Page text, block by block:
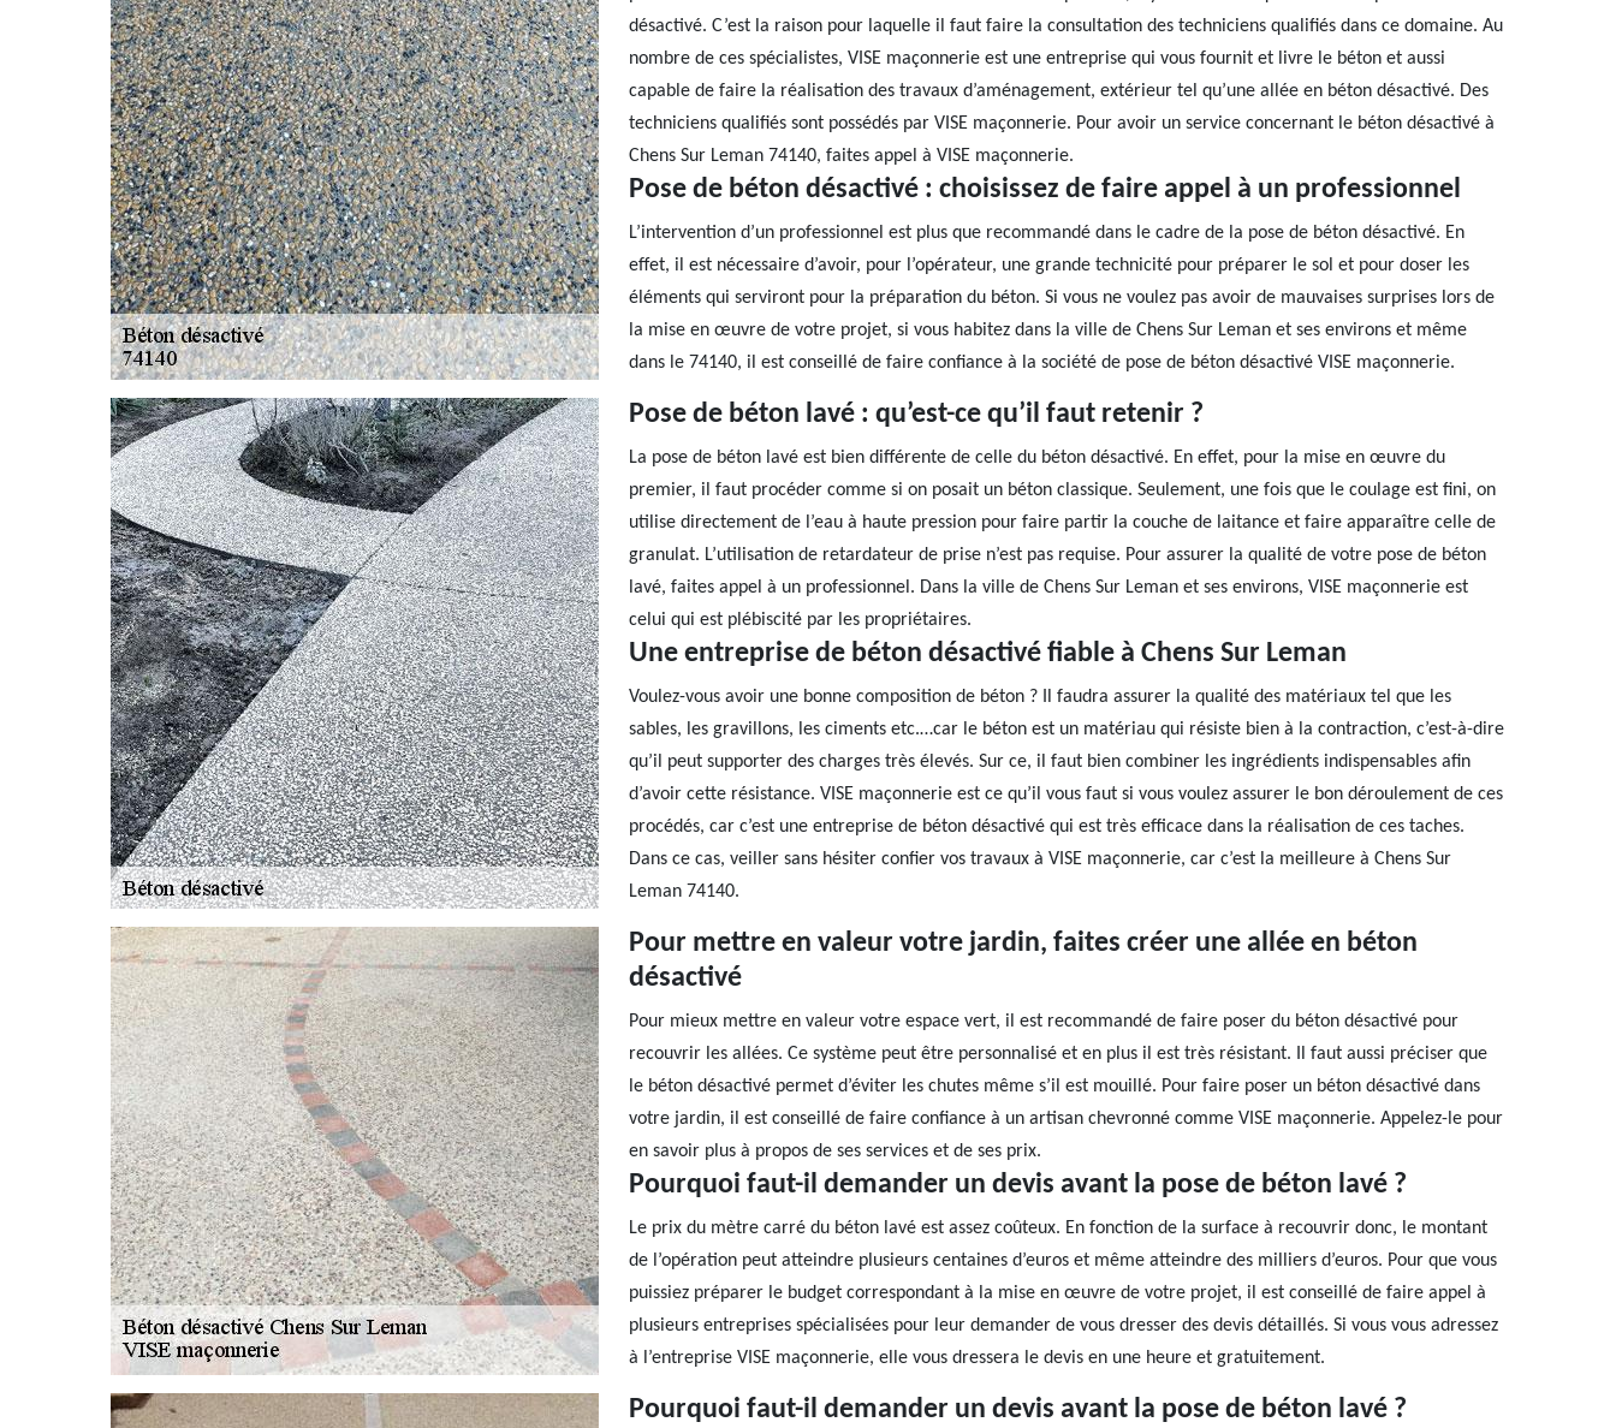
désactivé. C’est la raison pour laquelle il faut faire la consultation des techniciens qualifiés dans ce domaine. Au
nombre de ces spécialistes, VISE maçonnerie est une entreprise qui vous fournit et livre le béton et aussi
capable de faire la réalisation des travaux d’aménagement, extérieur tel qu’une allée en béton désactivé. Des
techniciens qualifiés sont possédés par VISE maçonnerie. Pour avoir un service concernant le béton désactivé à
Chens Sur Leman 74140, faites appel à VISE maçonnerie.
Pose de béton désactivé : choisissez de faire appel à un professionnel
L’intervention d’un professionnel est plus que recommandé dans le cadre de la pose de béton désactivé. En
effet, il est nécessaire d’avoir, pour l’opérateur, une grande technicité pour préparer le sol et pour doser les
éléments qui serviront pour la préparation du béton. Si vous ne voulez pas avoir de mauvaises surprises lors de
la mise en œuvre de votre projet, si vous habitez dans la ville de Chens Sur Leman et ses environs et même
dans le 74140, il est conseillé de faire confiance à la société de pose de béton désactivé VISE maçonnerie.
Pose de béton lavé : qu’est-ce qu’il faut retenir ?
La pose de béton lavé est bien différente de celle du béton désactivé. En effet, pour la mise en œuvre du
premier, il faut procéder comme si on posait un béton classique. Seulement, une fois que le coulage est fini, on
utilise directement de l’eau à haute pression pour faire partir la couche de laitance et faire apparaître celle de
granulat. L’utilisation de retardateur de prise n’est pas requise. Pour assurer la qualité de votre pose de béton
lavé, faites appel à un professionnel. Dans la ville de Chens Sur Leman et ses environs, VISE maçonnerie est
celui qui est plébiscité par les propriétaires.
Une entreprise de béton désactivé fiable à Chens Sur Leman
Voulez-vous avoir une bonne composition de béton ? Il faudra assurer la qualité des matériaux tel que les
sables, les gravillons, les ciments etc.…car le béton est un matériau qui résiste bien à la contraction, c’est-à-dire
qu’il peut supporter des charges très élevés. Sur ce, il faut bien combiner les ingrédients indispensables afin
d’avoir cette résistance. VISE maçonnerie est ce qu’il vous faut si vous voulez assurer le bon déroulement de ces
procédés, car c’est une entreprise de béton désactivé qui est très efficace dans la réalisation de ces taches.
Dans ce cas, veiller sans hésiter confier vos travaux à VISE maçonnerie, car c’est la meilleure à Chens Sur
Leman 74140.
Pour mettre en valeur votre jardin, faites créer une allée en béton
désactivé
Pour mieux mettre en valeur votre espace vert, il est recommandé de faire poser du béton désactivé pour
recouvrir les allées. Ce système peut être personnalisé et en plus il est très résistant. Il faut aussi préciser que
le béton désactivé permet d’éviter les chutes même s’il est mouillé. Pour faire poser un béton désactivé dans
votre jardin, il est conseillé de faire confiance à un artisan chevronné comme VISE maçonnerie. Appelez-le pour
en savoir plus à propos de ses services et de ses prix.
Pourquoi faut-il demander un devis avant la pose de béton lavé ?
Le prix du mètre carré du béton lavé est assez coûteux. En fonction de la surface à recouvrir donc, le montant
de l’opération peut atteindre plusieurs centaines d’euros et même atteindre des milliers d’euros. Pour que vous
puissiez préparer le budget correspondant à la mise en œuvre de votre projet, il est conseillé de faire appel à
plusieurs entreprises spécialisées pour leur demander de vous dresser des devis détaillés. Si vous vous adressez
à l’entreprise VISE maçonnerie, elle vous dressera le devis en une heure et gratuitement.
Pourquoi faut-il demander un devis avant la pose de béton lavé ?